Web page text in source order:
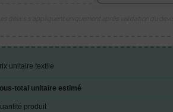
unitaire textile
total unitaire estimé
produit